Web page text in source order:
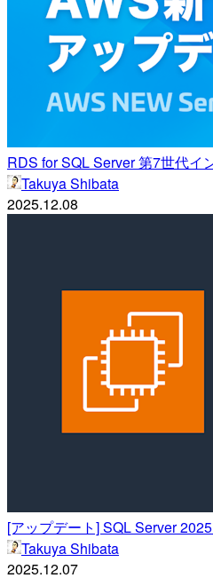
RDS for SQL Server 第7世代イ
Takuya Shibata
2025.12.08
[アップデート] SQL Server
Takuya Shibata
2025.12.07